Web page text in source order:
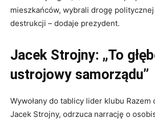
mieszkańców, wybrali drogę
destrukcji – dodaje prezydent.
Jacek Strojny: „To
ustrojowy samorządu”
Wywołany do tablicy lider klubu Razem
Jacek Strojny, odrzuca narrację o